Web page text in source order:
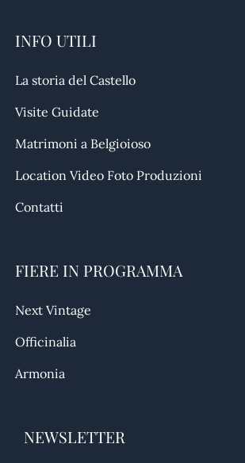
INFO UTILI
La storia del Castello
Visite Guidate
Matrimoni a Belgioioso
Location Video Foto Produzioni
Contatti
FIERE IN PROGRAMMA
Next Vintage
Officinalia
Armonia
NEWSLETTER